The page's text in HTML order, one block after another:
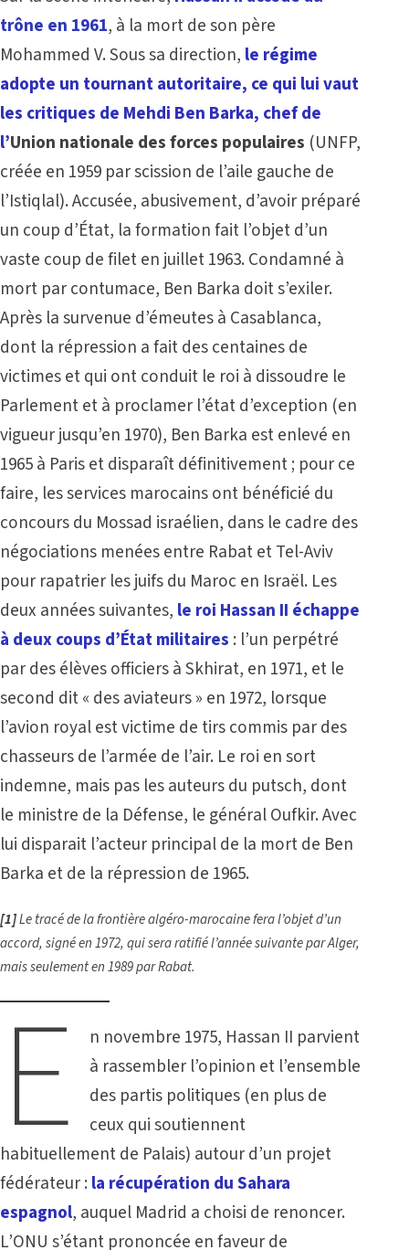
trône en 1961, à la mort de son père
Mohammed V. Sous sa direction, le régime
adopte un tournant autoritaire, ce qui lui vaut
les critiques de Mehdi Ben Barka, chef de
l’Union nationale des forces populaires (UNFP,
créée en 1959 par scission de l’aile gauche de
l’Istiqlal). Accusée, abusivement, d’avoir préparé
un coup d’État, la formation fait l’objet d’un
vaste coup de filet en juillet 1963. Condamné à
mort par contumace, Ben Barka doit s’exiler.
Après la survenue d’émeutes à Casablanca,
dont la répression a fait des centaines de
victimes et qui ont conduit le roi à dissoudre le
Parlement et à proclamer l’état d’exception (en
vigueur jusqu’en 1970), Ben Barka est enlevé en
1965 à Paris et disparaît définitivement ; pour ce
faire, les services marocains ont bénéficié du
concours du Mossad israélien, dans le cadre des
négociations menées entre Rabat et Tel-Aviv
pour rapatrier les juifs du Maroc en Israël. Les
deux années suivantes, le roi Hassan II échappe
à deux coups d’État militaires : l’un perpétré
par des élèves officiers à Skhirat, en 1971, et le
second dit « des aviateurs » en 1972, lorsque
l’avion royal est victime de tirs commis par des
chasseurs de l’armée de l’air. Le roi en sort
indemne, mais pas les auteurs du putsch, dont
le ministre de la Défense, le général Oufkir. Avec
lui disparait l’acteur principal de la mort de Ben
Barka et de la répression de 1965.
[1]Le tracé de la frontière algéro-marocaine fera l’objet d’un
accord, signé en 1972, qui sera ratifié l’année suivante par Alger,
mais seulement en 1989 par Rabat.
E
n novembre 1975, Hassan II parvient
à rassembler l’opinion et l’ensemble
des partis politiques (en plus de
ceux qui soutiennent
habituellement de Palais) autour d’un projet
fédérateur : la récupération du Sahara
espagnol, auquel Madrid a choisi de renoncer.
L’ONU s’étant prononcée en faveur de